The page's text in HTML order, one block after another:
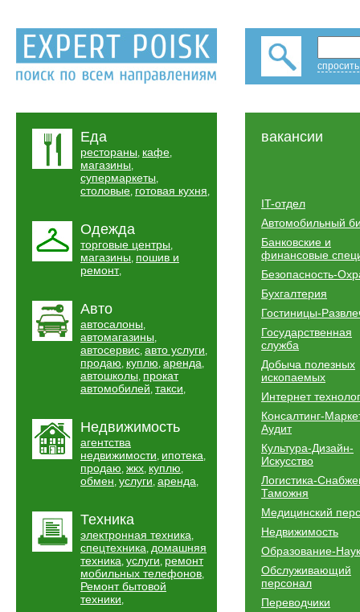
Еда
рестораны, кафе,
магазины,
супермаркеты,
столовые, готовая кухня,
Одежда
торговые центры,
магазины, пошив и
ремонт,
Авто
автосалоны,
автомагазины,
автосервис, авто услуги,
продаю, куплю, аренда,
автошколы, прокат
автомобилей, такси,
Недвижимость
агентства
недвижимости, ипотека,
продаю, жкх, куплю,
обмен, услуги, аренда,
Техника
электронная техника,
спецтехника, домашняя
техника, услуги, ремонт
мобильных телефонов,
Ремонт бытовой
техники,
вакансии
IT-отдел
Автомобильный
Банковские и
финансовые
Безопасность-
Бухгалтерия
Гостиницы-
Государственная
служба
Добыча полезных
ископаемых
Интернет
Консалтинг-
Аудит
Культура-Дизайн-
Искусство
Логистика-
Таможня
Медицинский
Недвижимость
Образование-
Обслуживающий
персонал
Переводчики